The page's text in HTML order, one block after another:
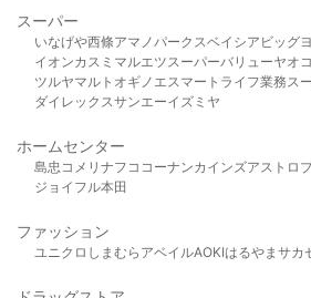
スーパー
いなげや西條アマノパークスベイシア ビッグ
イオンカスミ マルエツスーパーバリューヤオ
ツルヤマルト オギノ エスマート ライフ業務ス
ダイレックスサンエーイズミヤ
ホームセンター
島忠 コメリ ナフコ コーナンカインズアストロ
ジョイフル本田
ファッション
ユニクロ しまむら アベイルAOKIはるやま サカ